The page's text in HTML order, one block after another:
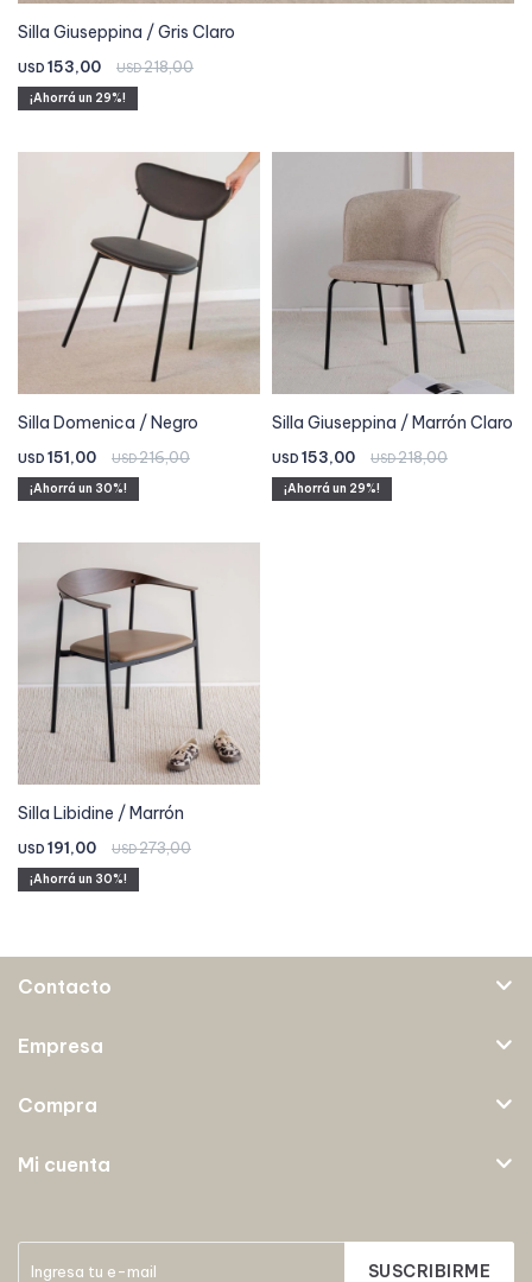
Silla Giuseppina / Gris Claro
USD 153,00 USD218,00
29
Silla Domenica / Negro
USD 151,00 USD216,00
30
Silla Giuseppina / Marrón Claro
USD 153,00 USD218,00
29
Silla Libidine / Marrón
USD 191,00 USD273,00
30
SUSCRIBIRME
Contacto
Empresa
Compra
Mi cuenta